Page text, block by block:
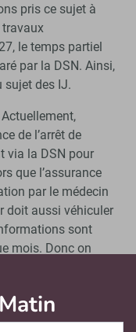
pris ce sujet à
travaux
le temps partiel
par la DSN. Ainsi,
sujet des IJ.
de l’arrêt de
via la DSN pour
que l’assurance
par le médecin
doit aussi véhiculer
sont
mois. Donc on
supprimer des
travail chaque